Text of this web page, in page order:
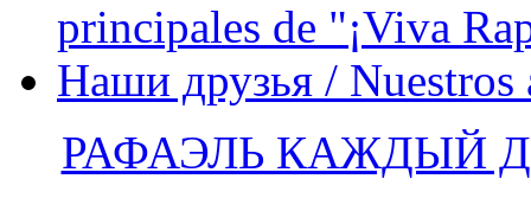
principales de "¡Viva
Наши друзья / Nuestros
РАФАЭЛЬ КАЖДЫЙ